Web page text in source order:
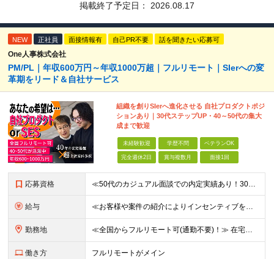
掲載終了予定日： 2026.08.17
NEW 正社員 面接情報有 自己PR不要 話を聞きたい応募可
One人事株式会社
PM/PL｜年収600万円～年収1000万超｜フルリモート｜SIerへの変
革期をリード＆自社サービス
組織を創りSIerへ進化させる 自社プロダクトポジ
ションあり｜30代ステップUP・40～50代の集大
成まで歓迎
未経験歓迎 学歴不問 ベテランOK
完全週休2日 賞与複数月 面接1回
応募資格 ≪50代のカジュアル面談での内定実績あり！30代〜50代活躍中≫ ■学歴不問 ■国籍不問 ■PMやPL、チームリーダー、サブリーダーなどマネジメントの経験をお持ちの方 ★「マネジメント未経験だけど今後
給与 ≪お客様や案件の紹介によりインセンティブを支給！≫ 月給40万円以上＋賞与年2回＋インセンティブ ◎経験やスキルを考慮の上、優遇します ◎上記月給は固定残業代月45時間分(月額9万1040円以上)
勤務地 ≪全国からフルリモート可(通勤不要)！≫ 在宅勤務、または首都圏を中心とするお客様先 ★転勤はありません ■本社 東京都品川区南大井6-26-2 大森ベルポートB館8F
働き方 フルリモートがメイン